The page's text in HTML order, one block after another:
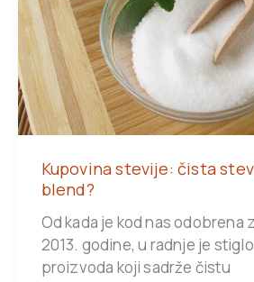
Kupovina stevije: čista
blend?
Od kada je kod nas odobrena
2013. godine, u radnje je
proizvoda koji sadrže čistu